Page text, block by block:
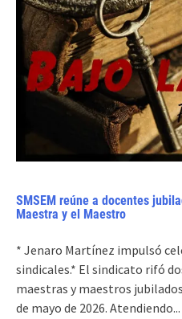
SMSEM reúne a docentes
Maestra y el Maestro
* Jenaro Martínez impulsó
sindicales.* El sindicato rifó
maestras y maestros
de mayo de 2026. Atendiendo...